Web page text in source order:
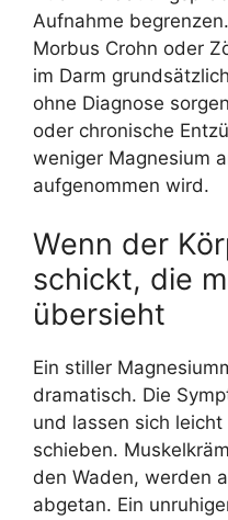
Aufnahme
Morbus Crohn oder
im Darm
ohne Diagnose
oder chronische
weniger Magnesium
aufgenommen wird.
Wenn der
schickt, die
übersieht
Ein stiller
dramatisch. Die
und lassen sich
schieben.
den Waden, werden
abgetan. Ein